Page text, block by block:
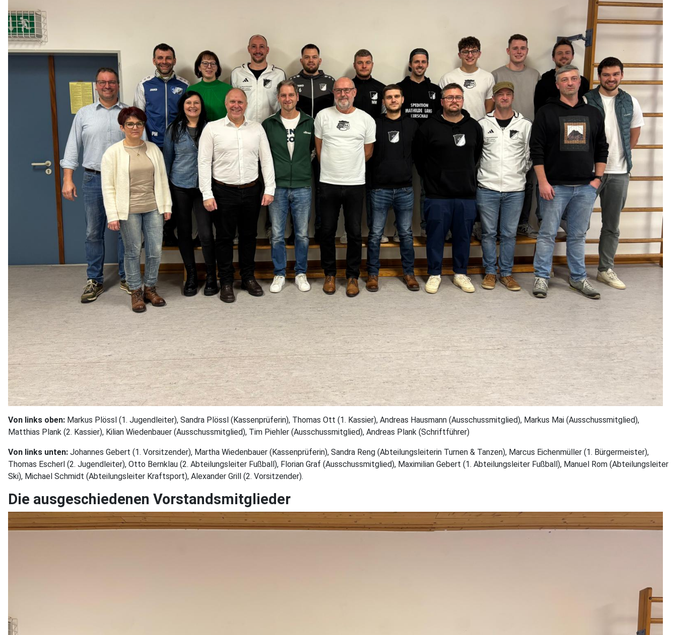
Von links oben: Markus Plössl (1. Jugendleiter), Sandra Plössl (Kassenprüferin), Thomas Ott (1. Kassier), Andreas Hausmann (Ausschussmitglied), Markus Mai (Ausschussmitglied),
Matthias Plank (2. Kassier), Kilian Wiedenbauer (Ausschussmitglied), Tim Piehler (Ausschussmitglied), Andreas Plank (Schriftführer)
Von links unten: Johannes Gebert (1. Vorsitzender), Martha Wiedenbauer (Kassenprüferin), Sandra Reng (Abteilungsleiterin Turnen & Tanzen), Marcus Eichenmüller (1. Bürgermeister),
Thomas Escherl (2. Jugendleiter), Otto Bernklau (2. Abteilungsleiter Fußball), Florian Graf (Ausschussmitglied), Maximilian Gebert (1. Abteilungsleiter Fußball), Manuel Rom (Abteilungsleiter
Ski), Michael Schmidt (Abteilungsleiter Kraftsport), Alexander Grill (2. Vorsitzender).
Die ausgeschiedenen Vorstandsmitglieder